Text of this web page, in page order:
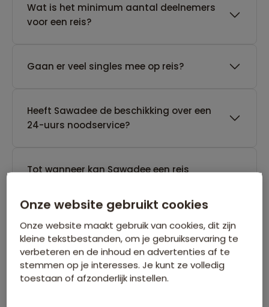
Wat is het minimum aantal deelnemers
voor een reis?
Gaan er veel singles mee op reis?
Heeft Sawadee de beschikking over een
24-uurs noodservice?
Tot wanneer kan Sawadee een reis
vertrek heeft?
Boeken van je reis
Onze website gebruikt cookies
Onze website maakt gebruik van cookies, dit zijn
kleine tekstbestanden, om je gebruikservaring te
verbeteren en de inhoud en advertenties af te
stemmen op je interesses. Je kunt ze volledig
toestaan of afzonderlijk instellen.